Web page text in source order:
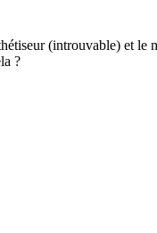
(introuvable) et le
?